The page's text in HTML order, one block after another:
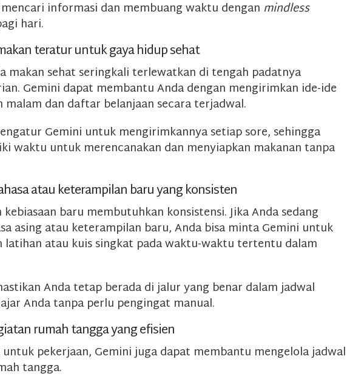
informasi dan membuang waktu dengan mindless
hari.
teratur untuk gaya hidup sehat
makan sehat seringkali terlewatkan di tengah padatnya
Gemini dapat membantu Anda dengan mengirimkan ide-ide
malam dan daftar belanjaan secara terjadwal.
Gemini untuk mengirimkannya setiap sore, sehingga
waktu untuk merencanakan dan menyiapkan makanan tanpa
atau keterampilan baru yang konsisten
baru membutuhkan konsistensi. Jika Anda sedang
asing atau keterampilan baru, Anda bisa minta Gemini untuk
latihan atau kuis singkat pada waktu-waktu tertentu dalam
Anda tetap berada di jalur yang benar dalam jadwal
Anda tanpa perlu pengingat manual.
rumah tangga yang efisien
pekerjaan, Gemini juga dapat membantu mengelola jadwal
tangga.